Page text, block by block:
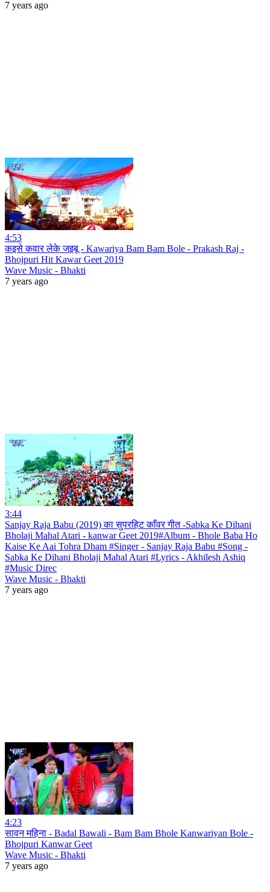
7 years ago
4:53
कइसे कवार लेके जइबू - Kawariya Bam Bam Bole - Prakash Raj -
Bhojpuri Hit Kawar Geet 2019
Wave Music - Bhakti
7 years ago
3:44
Sanjay Raja Babu (2019) का सुपरहिट काँवर गीत -Sabka Ke Dihani
Bholaji Mahal Atari - kanwar Geet 2019#Album - Bhole Baba Ho
Kaise Ke Aai Tohra Dham #Singer - Sanjay Raja Babu #Song -
Sabka Ke Dihani Bholaji Mahal Atari #Lyrics - Akhilesh Ashiq
#Music Direc
Wave Music - Bhakti
7 years ago
4:23
सावन महिना - Badal Bawali - Bam Bam Bhole Kanwariyan Bole -
Bhojpuri Kanwar Geet
Wave Music - Bhakti
7 years ago